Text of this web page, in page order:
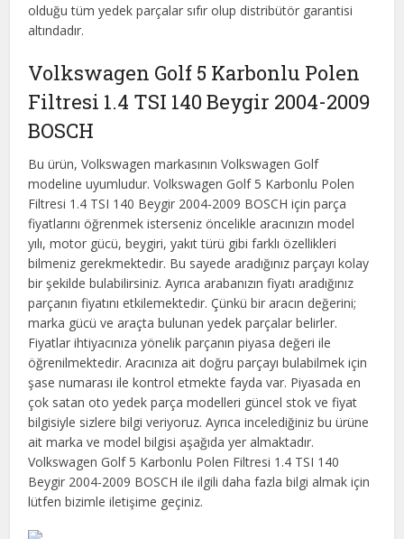
olduğu tüm yedek parçalar sıfır olup distribütör garantisi
altındadır.
Volkswagen Golf 5 Karbonlu Polen
Filtresi 1.4 TSI 140 Beygir 2004-2009
BOSCH
Bu ürün, Volkswagen markasının Volkswagen Golf
modeline uyumludur. Volkswagen Golf 5 Karbonlu Polen
Filtresi 1.4 TSI 140 Beygir 2004-2009 BOSCH için parça
fiyatlarını öğrenmek isterseniz öncelikle aracınızın model
yılı, motor gücü, beygiri, yakıt türü gibi farklı özellikleri
bilmeniz gerekmektedir. Bu sayede aradığınız parçayı kolay
bir şekilde bulabilirsiniz. Ayrıca arabanızın fiyatı aradığınız
parçanın fiyatını etkilemektedir. Çünkü bir aracın değerini;
marka gücü ve araçta bulunan yedek parçalar belirler.
Fiyatlar ihtiyacınıza yönelik parçanın piyasa değeri ile
öğrenilmektedir. Aracınıza ait doğru parçayı bulabilmek için
şase numarası ile kontrol etmekte fayda var. Piyasada en
çok satan oto yedek parça modelleri güncel stok ve fiyat
bilgisiyle sizlere bilgi veriyoruz. Ayrıca incelediğiniz bu ürüne
ait marka ve model bilgisi aşağıda yer almaktadır.
Volkswagen Golf 5 Karbonlu Polen Filtresi 1.4 TSI 140
Beygir 2004-2009 BOSCH ile ilgili daha fazla bilgi almak için
lütfen bizimle iletişime geçiniz.